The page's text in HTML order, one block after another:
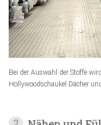
Bei der Auswahl der Stoffe
Hollywoodschaukel Dächer